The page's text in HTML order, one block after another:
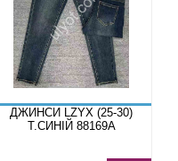
ДЖИНСИ LZYX (25-30)
Т.СИНІЙ 88169A